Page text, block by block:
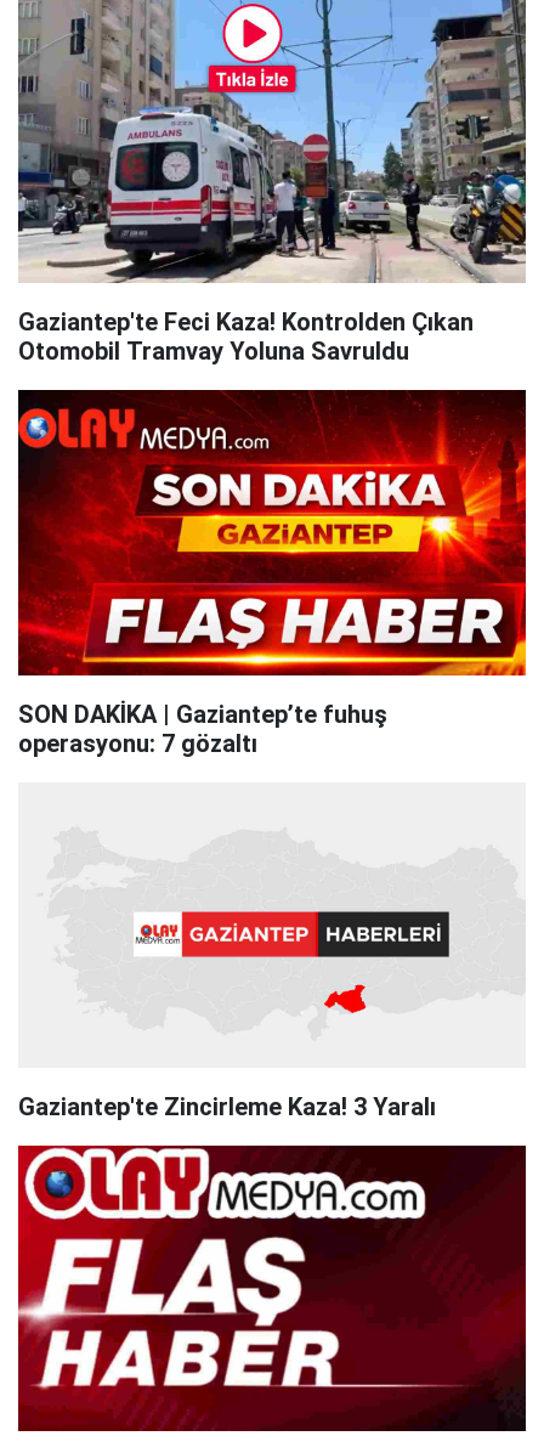
Gaziantep'te Feci Kaza! Kontrolden Çıkan
Otomobil Tramvay Yoluna Savruldu
SON DAKİKA | Gaziantep’te fuhuş
operasyonu: 7 gözaltı
Gaziantep'te Zincirleme Kaza! 3 Yaralı